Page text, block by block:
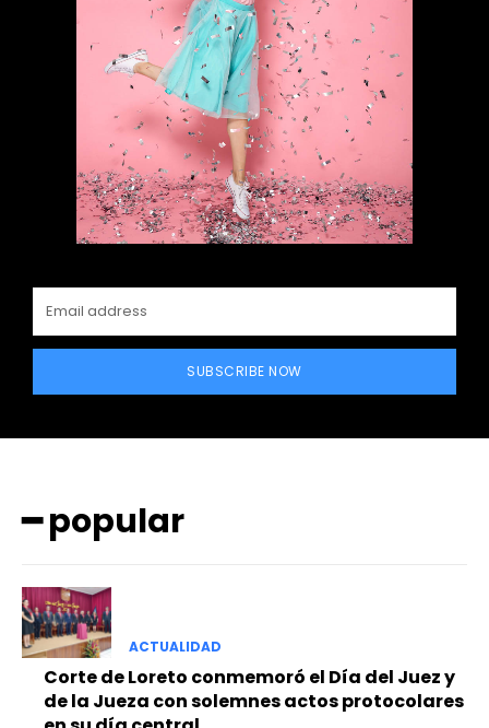
SUBSCRIBE NOW
━ popular
ACTUALIDAD
Corte de Loreto conmemoró el Día del Juez y
de la Jueza con solemnes actos protocolares